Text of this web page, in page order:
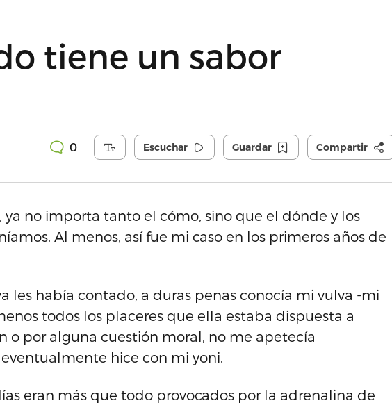
tiene un sabor
0 Escuchar Guardar Compartir
ya no importa tanto el cómo, sino que el dónde y los
Al menos, así fue mi caso en los primeros años de
les había contado, a duras penas conocía mi vulva -mi
todos los placeres que ella estaba dispuesta a
o por alguna cuestión moral, no me apetecía
hice con mi yoni.
eran más que todo provocados por la adrenalina de